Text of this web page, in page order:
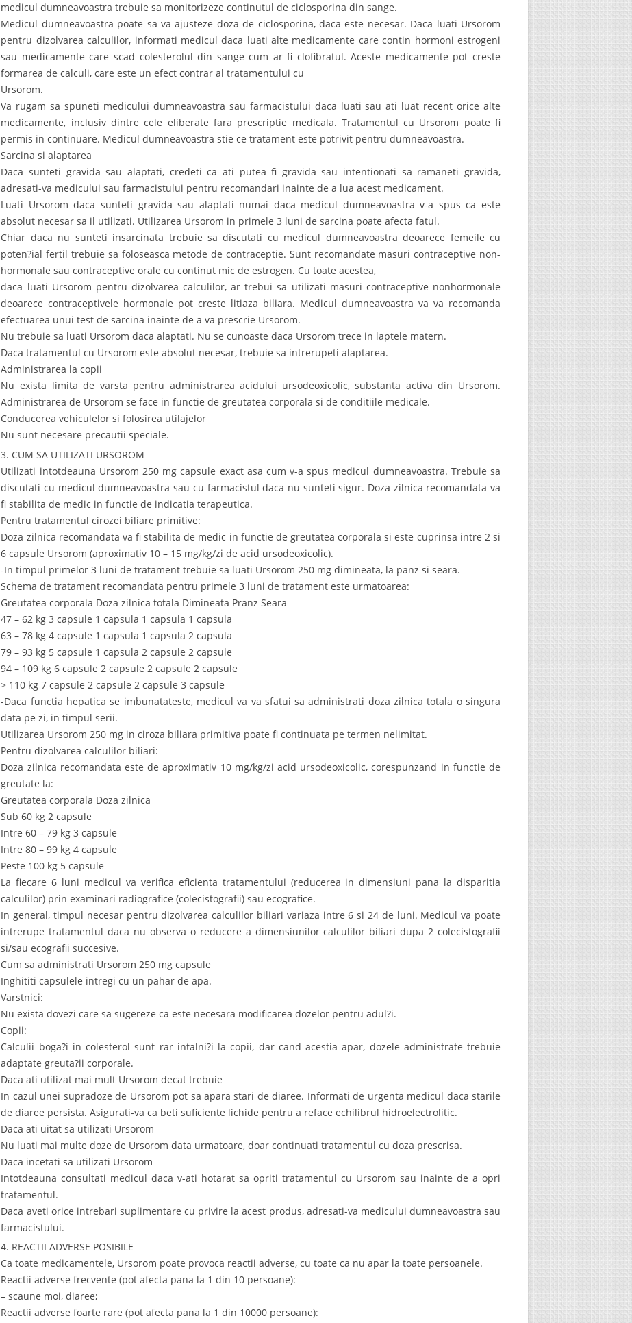
medicul dumneavoastra trebuie sa monitorizeze continutul de ciclosporina din sange.
Medicul dumneavoastra poate sa va ajusteze doza de ciclosporina, daca este necesar. Daca luati Ursorom
pentru dizolvarea calculilor, informati medicul daca luati alte medicamente care contin hormoni estrogeni
sau medicamente care scad colesterolul din sange cum ar fi clofibratul. Aceste medicamente pot creste
formarea de calculi, care este un efect contrar al tratamentului cu
Ursorom.
Va rugam sa spuneti medicului dumneavoastra sau farmacistului daca luati sau ati luat recent orice alte
medicamente, inclusiv dintre cele eliberate fara prescriptie medicala. Tratamentul cu Ursorom poate fi
permis in continuare. Medicul dumneavoastra stie ce tratament este potrivit pentru dumneavoastra.
Sarcina si alaptarea
Daca sunteti gravida sau alaptati, credeti ca ati putea fi gravida sau intentionati sa ramaneti gravida,
adresati-va medicului sau farmacistului pentru recomandari inainte de a lua acest medicament.
Luati Ursorom daca sunteti gravida sau alaptati numai daca medicul dumneavoastra v-a spus ca este
absolut necesar sa il utilizati. Utilizarea Ursorom in primele 3 luni de sarcina poate afecta fatul.
Chiar daca nu sunteti insarcinata trebuie sa discutati cu medicul dumneavoastra deoarece femeile cu
poten?ial fertil trebuie sa foloseasca metode de contraceptie. Sunt recomandate masuri contraceptive non-
hormonale sau contraceptive orale cu continut mic de estrogen. Cu toate acestea,
daca luati Ursorom pentru dizolvarea calculilor, ar trebui sa utilizati masuri contraceptive nonhormonale
deoarece contraceptivele hormonale pot creste litiaza biliara. Medicul dumneavoastra va va recomanda
efectuarea unui test de sarcina inainte de a va prescrie Ursorom.
Nu trebuie sa luati Ursorom daca alaptati. Nu se cunoaste daca Ursorom trece in laptele matern.
Daca tratamentul cu Ursorom este absolut necesar, trebuie sa intrerupeti alaptarea.
Administrarea la copii
Nu exista limita de varsta pentru administrarea acidului ursodeoxicolic, substanta activa din Ursorom.
Administrarea de Ursorom se face in functie de greutatea corporala si de conditiile medicale.
Conducerea vehiculelor si folosirea utilajelor
Nu sunt necesare precautii speciale.
3. CUM SA UTILIZATI URSOROM
Utilizati intotdeauna Ursorom 250 mg capsule exact asa cum v-a spus medicul dumneavoastra. Trebuie sa
discutati cu medicul dumneavoastra sau cu farmacistul daca nu sunteti sigur. Doza zilnica recomandata va
fi stabilita de medic in functie de indicatia terapeutica.
Pentru tratamentul cirozei biliare primitive:
Doza zilnica recomandata va fi stabilita de medic in functie de greutatea corporala si este cuprinsa intre 2 si
6 capsule Ursorom (aproximativ 10 – 15 mg/kg/zi de acid ursodeoxicolic).
-In timpul primelor 3 luni de tratament trebuie sa luati Ursorom 250 mg dimineata, la panz si seara.
Schema de tratament recomandata pentru primele 3 luni de tratament este urmatoarea:
Greutatea corporala Doza zilnica totala Dimineata Pranz Seara
47 – 62 kg 3 capsule 1 capsula 1 capsula 1 capsula
63 – 78 kg 4 capsule 1 capsula 1 capsula 2 capsula
79 – 93 kg 5 capsule 1 capsula 2 capsule 2 capsule
94 – 109 kg 6 capsule 2 capsule 2 capsule 2 capsule
> 110 kg 7 capsule 2 capsule 2 capsule 3 capsule
-Daca functia hepatica se imbunatateste, medicul va va sfatui sa administrati doza zilnica totala o singura
data pe zi, in timpul serii.
Utilizarea Ursorom 250 mg in ciroza biliara primitiva poate fi continuata pe termen nelimitat.
Pentru dizolvarea calculilor biliari:
Doza zilnica recomandata este de aproximativ 10 mg/kg/zi acid ursodeoxicolic, corespunzand in functie de
greutate la:
Greutatea corporala Doza zilnica
Sub 60 kg 2 capsule
Intre 60 – 79 kg 3 capsule
Intre 80 – 99 kg 4 capsule
Peste 100 kg 5 capsule
La fiecare 6 luni medicul va verifica eficienta tratamentului (reducerea in dimensiuni pana la disparitia
calculilor) prin examinari radiografice (colecistografii) sau ecografice.
In general, timpul necesar pentru dizolvarea calculilor biliari variaza intre 6 si 24 de luni. Medicul va poate
intrerupe tratamentul daca nu observa o reducere a dimensiunilor calculilor biliari dupa 2 colecistografii
si/sau ecografii succesive.
Cum sa administrati Ursorom 250 mg capsule
Inghititi capsulele intregi cu un pahar de apa.
Varstnici:
Nu exista dovezi care sa sugereze ca este necesara modificarea dozelor pentru adul?i.
Copii:
Calculii boga?i in colesterol sunt rar intalni?i la copii, dar cand acestia apar, dozele administrate trebuie
adaptate greuta?ii corporale.
Daca ati utilizat mai mult Ursorom decat trebuie
In cazul unei supradoze de Ursorom pot sa apara stari de diaree. Informati de urgenta medicul daca starile
de diaree persista. Asigurati-va ca beti suficiente lichide pentru a reface echilibrul hidroelectrolitic.
Daca ati uitat sa utilizati Ursorom
Nu luati mai multe doze de Ursorom data urmatoare, doar continuati tratamentul cu doza prescrisa.
Daca incetati sa utilizati Ursorom
Intotdeauna consultati medicul daca v-ati hotarat sa opriti tratamentul cu Ursorom sau inainte de a opri
tratamentul.
Daca aveti orice intrebari suplimentare cu privire la acest produs, adresati-va medicului dumneavoastra sau
farmacistului.
4. REACTII ADVERSE POSIBILE
Ca toate medicamentele, Ursorom poate provoca reactii adverse, cu toate ca nu apar la toate persoanele.
Reactii adverse frecvente (pot afecta pana la 1 din 10 persoane):
– scaune moi, diaree;
Reactii adverse foarte rare (pot afecta pana la 1 din 10000 persoane):